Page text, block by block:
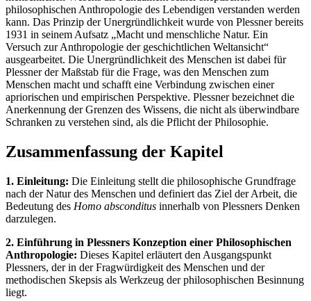
philosophischen Anthropologie des Lebendigen verstanden werden
kann. Das Prinzip der Unergründlichkeit wurde von Plessner bereits
1931 in seinem Aufsatz „Macht und menschliche Natur. Ein
Versuch zur Anthropologie der geschichtlichen Weltansicht“
ausgearbeitet. Die Unergründlichkeit des Menschen ist dabei für
Plessner der Maßstab für die Frage, was den Menschen zum
Menschen macht und schafft eine Verbindung zwischen einer
apriorischen und empirischen Perspektive. Plessner bezeichnet die
Anerkennung der Grenzen des Wissens, die nicht als überwindbare
Schranken zu verstehen sind, als die Pflicht der Philosophie.
Zusammenfassung der Kapitel
1. Einleitung: Die Einleitung stellt die philosophische Grundfrage
nach der Natur des Menschen und definiert das Ziel der Arbeit, die
Bedeutung des Homo absconditus innerhalb von Plessners Denken
darzulegen.
2. Einführung in Plessners Konzeption einer Philosophischen
Anthropologie: Dieses Kapitel erläutert den Ausgangspunkt
Plessners, der in der Fragwürdigkeit des Menschen und der
methodischen Skepsis als Werkzeug der philosophischen Besinnung
liegt.